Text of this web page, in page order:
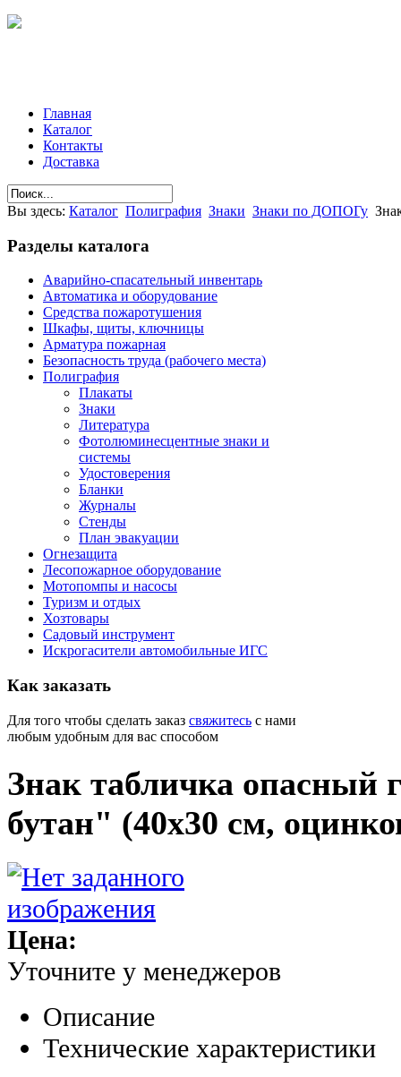
Главная
Каталог
Контакты
Доставка
Вы здесь: Каталог Полиграфия Знаки Знаки по ДОПОГу
Разделы каталога
Аварийно-спасательный инвентарь
Автоматика и оборудование
Средства пожаротушения
Шкафы, щиты, ключницы
Арматура пожарная
Безопасность труда (рабочего места)
Полиграфия
Плакаты
Знаки
Литература
Фотолюминесцентные знаки и
системы
Удостоверения
Бланки
Журналы
Стенды
План эвакуации
Огнезащита
Лесопожарное оборудование
Мотопомпы и насосы
Туризм и отдых
Хозтовары
Садовый инструмент
Искрогасители автомобильные ИГС
Как заказать
Для того чтобы сделать заказ свяжитесь с нами
любым удобным для вас способом
Знак табличка опасный
бутан" (40х30 см,
Цена:
Уточните у менеджеров
Описание
Технические характеристики